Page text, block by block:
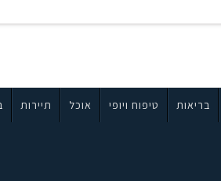
בריאות טיפוח ויופי אוכל תיירות